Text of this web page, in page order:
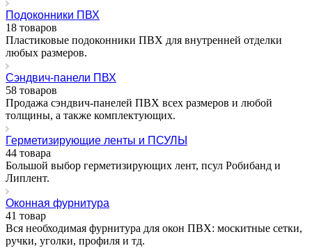
Подоконники ПВХ
18 товаров
Пластиковые подоконники ПВХ для внутренней отделки
любых размеров.
Сэндвич-панели ПВХ
58 товаров
Продажа сэндвич-панелей ПВХ всех размеров и любой
толщины, а также комплектующих.
Герметизирующие ленты и ПСУЛЫ
44 товара
Большой выбор герметизирующих лент, псул Робибанд и
Липлент.
Оконная фурнитура
41 товар
Вся необходимая фурнитура для окон ПВХ: москитные сетки,
ручки, уголки, профиля и тд.